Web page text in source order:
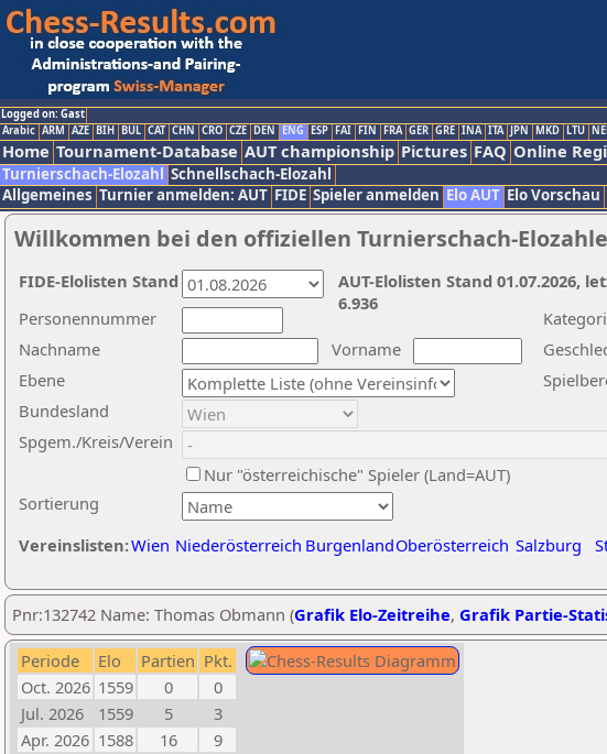
Logged on: Gast
Arabic ARM AZE BIH BUL CAT CHN CRO CZE DEN ENG ESP FAI FIN FRA GER GRE INA ITA JPN MKD LTU
Home Tournament-Database AUT championship Pictures FAQ Online
Turnierschach-Elozahl Schnellschach-Elozahl
Allgemeines Turnier anmelden: AUT FIDE Spieler anmelden Elo AUT Elo Vorschau
Willkommen bei den offiziellen Turnierschach-
Nachname
Vorname
Ebene
Sortierung
Personennummer
Bundesland
Spgem./Kreis/Verein
Nur "österreichische" Spieler (Land=AUT)
Vereinslisten:Wien Niederösterreich BurgenlandOberösterreich Salzburg
AUT-Elolisten Stand 01.07.2026,
6.936
FIDE-Elolisten Stand
Pnr:132742 Name: Thomas Obmann (Grafik Elo-Zeitreihe, Grafik Partie-
Periode Elo Partien Pkt.
Oct. 2026 1559 0
0
Jul. 2026
1559 5
3
Apr. 2026 1588 16
9